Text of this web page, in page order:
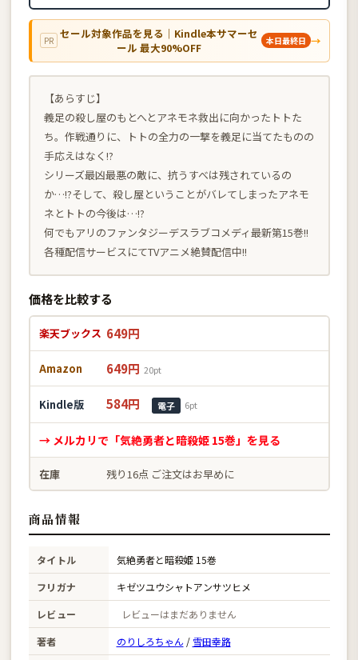
PR セール対象作品を見る｜Kindle本サマーセ
ール 最大90%OFF
本日最終日 →
【あらすじ】
義足の殺し屋のもとへとアネモネ救出に向かったトトた
ち。作戦通りに、トトの全力の一撃を義足に当てたものの
手応えはなく!?
シリーズ最凶最悪の敵に、抗うすべは残されているの
か…!?そして、殺し屋ということがバレてしまったアネモ
ネとトトの今後は…!?
何でもアリのファンタジーデスラブコメディ最新第15巻!!
各種配信サービスにてTVアニメ絶賛配信中!!
価格を比較する
楽天ブックス 649円
Amazon 649円 20pt
Kindle版 584円 電子 6pt
→ メルカリで「気絶勇者と暗殺姫 15巻」を見る
在庫 残り16点 ご注文はお早めに
商品情報
タイトル
気絶勇者と暗殺姫 15巻
フリガナ
キゼツユウシャトアンサツヒメ
レビュー
レビューはまだありません
著者
のりしろちゃん / 雪田幸路